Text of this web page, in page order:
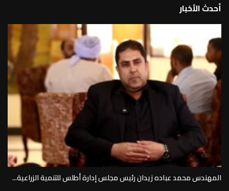
أحدث الأخبار
المهندس محمد عباده زيدان رئيس مجلس إدارة أطلس للتنمية الزراعية...